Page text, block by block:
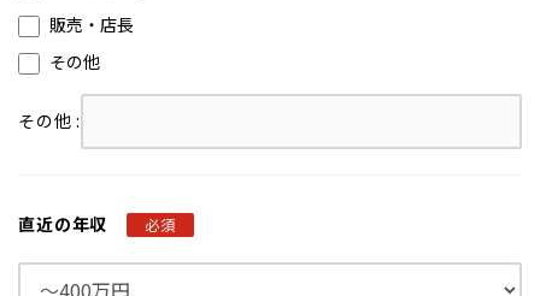
販売・店長
その他
その他 :
直近の年収 必須